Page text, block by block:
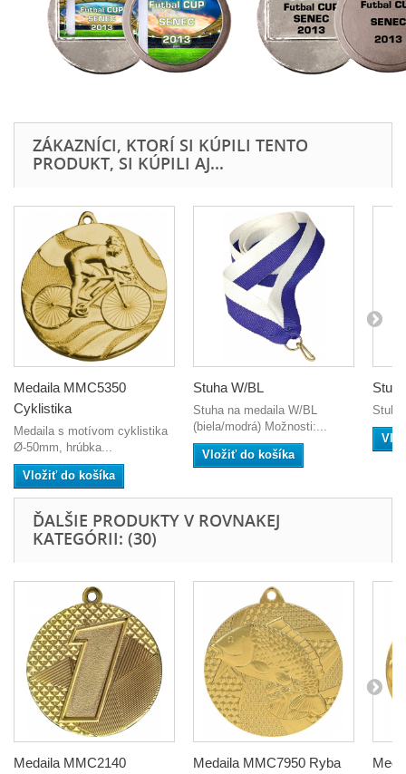
ZÁKAZNÍCI, KTORÍ SI KÚPILI TENTO
PRODUKT, SI KÚPILI AJ...
Medaila MMC5350
Cyklistika
Medaila s motívom cyklistika
Ø-50mm, hrúbka...
Vložiť do košíka
Stuha W/BL
Stuha na medaila W/BL
(biela/modrá) Možnosti:...
Vložiť do košíka
ĎALŠIE PRODUKTY V ROVNAKEJ
KATEGÓRII: (30)
Medaila MMC2140
Medaila MMC7950 Ryba